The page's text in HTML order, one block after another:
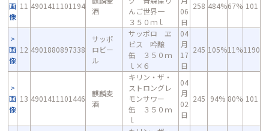
画
像
11 4901411101194
酒
んご世界一
３５０ｍｌ
06
日
258 484%67% 101
画
像
12 4901880897338
サッポ
ロビー
ル
サッポロ ヱ
ビス 吟醸
缶 ３５０ｍ
ｌ×６
04
月
17
日
245 105%11%1190
画
像
13 4901411101446
麒麟麦
酒
キリン・ザ・
ストロングレ
モンサワー
缶 ３５０ｍ
ｌ
04
月
02
日
245 94% 80% 101